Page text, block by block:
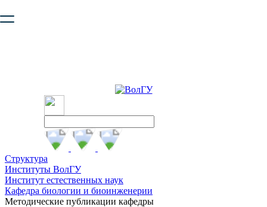
безопасную работу с сайтом. Пожалуйста
Структура
Институты ВолГУ
Институт естественных наук
Кафедра биологии и биоинженерии
Методические публикации кафедры